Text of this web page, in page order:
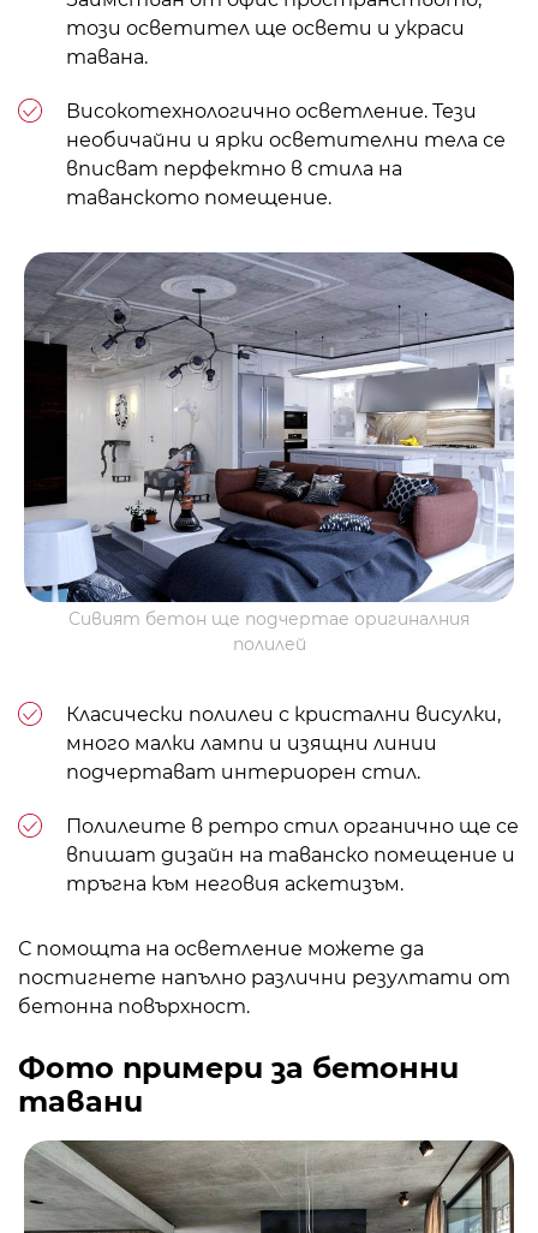
този осветител ще освети и украси
тавана.
Високотехнологично осветление. Тези
необичайни и ярки осветителни тела се
вписват перфектно в стила на
таванското помещение.
Сивият бетон ще подчертае оригиналния
полилей
Класически полилеи с кристални висулки,
много малки лампи и изящни линии
подчертават интериорен стил.
Полилеите в ретро стил органично ще се
впишат дизайн на таванско помещение и
тръгна към неговия аскетизъм.
С помощта на осветление можете да
постигнете напълно различни резултати от
бетонна повърхност.
Фото примери за бетонни
тавани